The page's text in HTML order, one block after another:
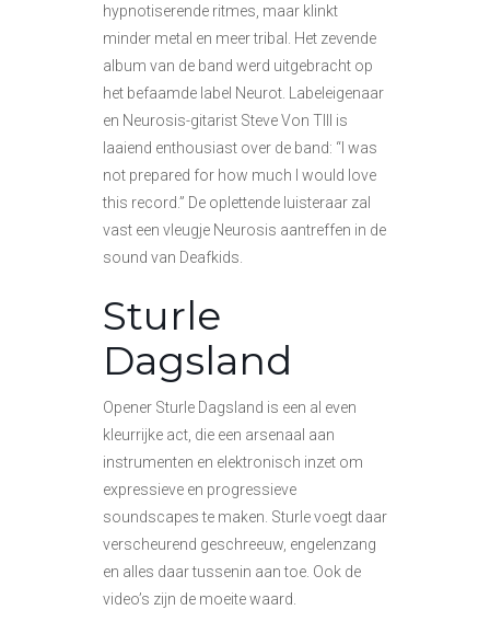
hypnotiserende ritmes, maar klinkt
minder metal en meer tribal. Het zevende
album van de band werd uitgebracht op
het befaamde label Neurot. Labeleigenaar
en Neurosis-gitarist Steve Von TIll is
laaiend enthousiast over de band: “I was
not prepared for how much I would love
this record.” De oplettende luisteraar zal
vast een vleugje Neurosis aantreffen in de
sound van Deafkids.
Sturle
Dagsland
Opener Sturle Dagsland is een al even
kleurrijke act, die een arsenaal aan
instrumenten en elektronisch inzet om
expressieve en progressieve
soundscapes te maken. Sturle voegt daar
verscheurend geschreeuw, engelenzang
en alles daar tussenin aan toe. Ook de
video’s zijn de moeite waard.